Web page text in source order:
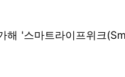
해 '스마트라이프위크